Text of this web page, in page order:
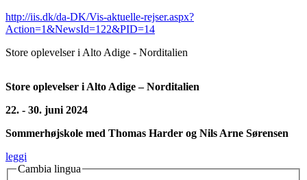
http://iis.dk/da-DK/Vis-aktuelle-rejser.aspx?
Action=1&NewsId=122&PID=14
Store oplevelser i Alto Adige - Norditalien
Store oplevelser i Alto Adige – Norditalien
22. - 30. juni 2024
Sommerhøjskole med Thomas Harder og Nils Arne Sørensen
leggi
Cambia lingua